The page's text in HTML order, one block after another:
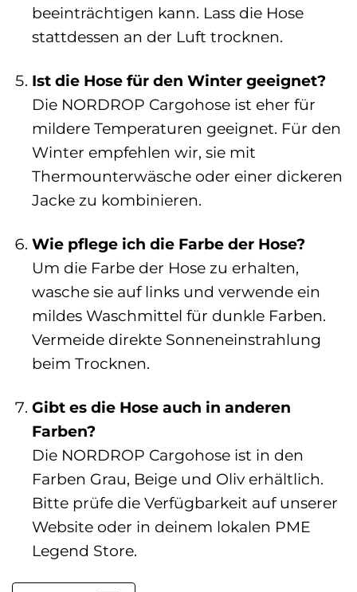
beeinträchtigen kann. Lass die Hose
stattdessen an der Luft trocknen.
Ist die Hose für den Winter geeignet?
Die NORDROP Cargohose ist eher für
mildere Temperaturen geeignet. Für den
Winter empfehlen wir, sie mit
Thermounterwäsche oder einer dickeren
Jacke zu kombinieren.
Wie pflege ich die Farbe der Hose?
Um die Farbe der Hose zu erhalten,
wasche sie auf links und verwende ein
mildes Waschmittel für dunkle Farben.
Vermeide direkte Sonneneinstrahlung
beim Trocknen.
Gibt es die Hose auch in anderen
Farben?
Die NORDROP Cargohose ist in den
Farben Grau, Beige und Oliv erhältlich.
Bitte prüfe die Verfügbarkeit auf unserer
Website oder in deinem lokalen PME
Legend Store.